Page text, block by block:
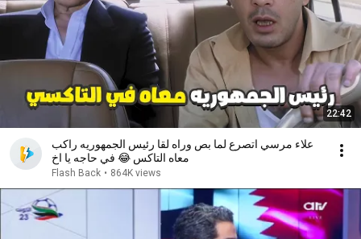
22:42
علاء مرسي اتصرع لما بص وراه لقا رئيس الجمهوريه راكب
معاه التاكس 😂 في حاجه يا اخ
Flash Back • 864K views